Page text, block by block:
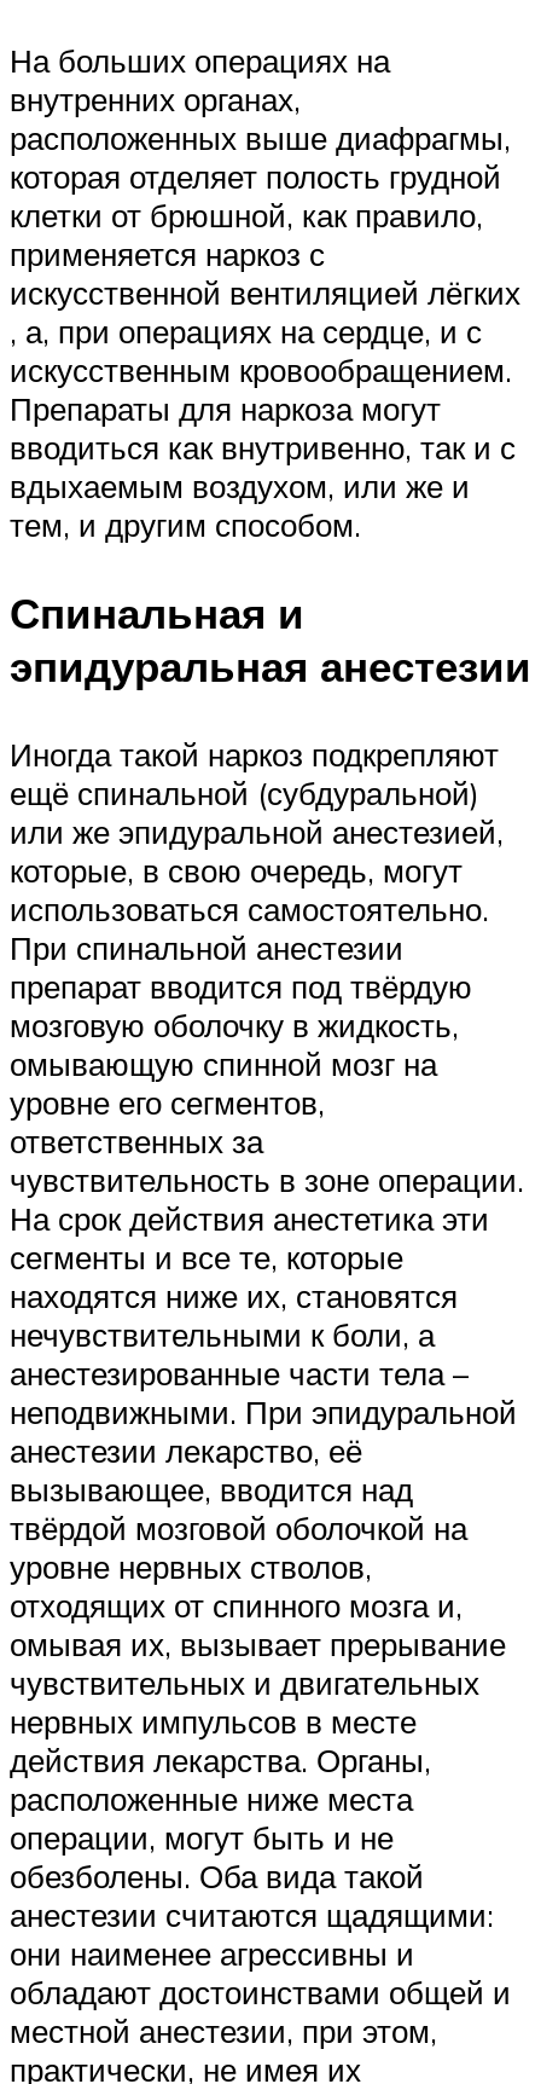
На больших операциях на
внутренних органах,
расположенных выше диафрагмы,
которая отделяет полость грудной
клетки от брюшной, как правило,
применяется наркоз с
искусственной вентиляцией лёгких
, а, при операциях на сердце, и с
искусственным кровообращением.
Препараты для наркоза могут
вводиться как внутривенно, так и с
вдыхаемым воздухом, или же и
тем, и другим способом.
Спинальная и
эпидуральная анестезии
Иногда такой наркоз подкрепляют
ещё спинальной (субдуральной)
или же эпидуральной анестезией,
которые, в свою очередь, могут
использоваться самостоятельно.
При спинальной анестезии
препарат вводится под твёрдую
мозговую оболочку в жидкость,
омывающую спинной мозг на
уровне его сегментов,
ответственных за
чувствительность в зоне операции.
На срок действия анестетика эти
сегменты и все те, которые
находятся ниже их, становятся
нечувствительными к боли, а
анестезированные части тела –
неподвижными. При эпидуральной
анестезии лекарство, её
вызывающее, вводится над
твёрдой мозговой оболочкой на
уровне нервных стволов,
отходящих от спинного мозга и,
омывая их, вызывает прерывание
чувствительных и двигательных
нервных импульсов в месте
действия лекарства. Органы,
расположенные ниже места
операции, могут быть и не
обезболены. Оба вида такой
анестезии считаются щадящими:
они наименее агрессивны и
обладают достоинствами общей и
местной анестезии, при этом,
практически, не имея их